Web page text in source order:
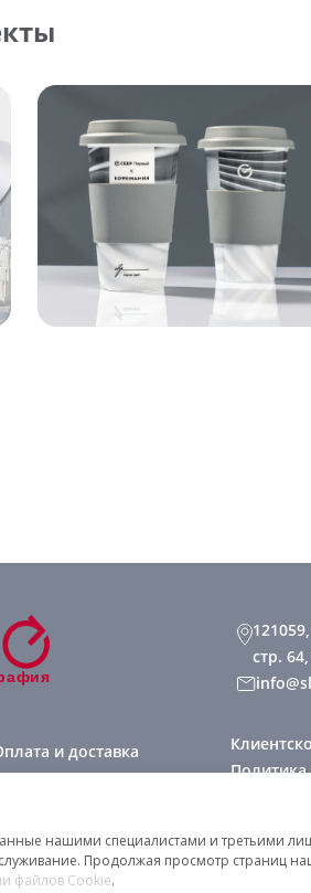
и доставка
стр.
нашими специалистами и третьими
Продолжая просмотр страниц
файлов Cookie.